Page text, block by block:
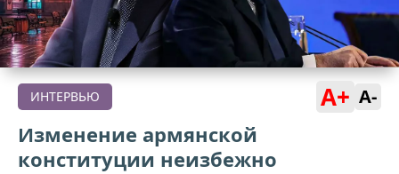
ИНТЕРВЬЮ A+ A-
Изменение армянской
конституции неизбежно